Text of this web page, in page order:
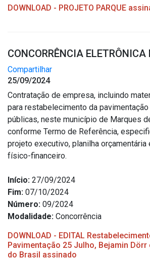
DOWNLOAD - PROJETO PARQUE
CONCORRÊNCIA
Compartilhar
25/09/2024
Contratação de empresa, incluindo
para restabelecimento da
públicas, neste município de Marques
conforme Termo de Referência,
projeto executivo, planilha orçamentária
físico-financeiro.
Início: 27/09/2024
Fim: 07/10/2024
Número: 09/2024
Modalidade: Concorrência
DOWNLOAD - EDITAL
Pavimentação 25 Julho, Bejamin
do Brasil assinado